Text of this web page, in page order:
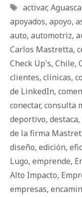
Etiquetas
activar,
apoyados, apoyo,
auto, automotriz,
Carlos Mastretta,
Check Up's, Chile,
clientes, clínicas,
de LinkedIn,
conectar, consulta
deportivo, destaca,
de la firma
diseño, edición,
Lugo, emprende,
Alto Impacto,
empresas,